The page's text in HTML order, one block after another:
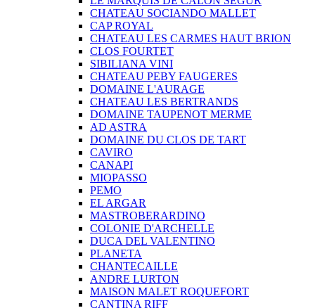
CHATEAU SOCIANDO MALLET
CAP ROYAL
CHATEAU LES CARMES HAUT BRION
CLOS FOURTET
SIBILIANA VINI
CHATEAU PEBY FAUGERES
DOMAINE L'AURAGE
CHATEAU LES BERTRANDS
DOMAINE TAUPENOT MERME
AD ASTRA
DOMAINE DU CLOS DE TART
CAVIRO
CANAPI
MIOPASSO
PEMO
EL ARGAR
MASTROBERARDINO
COLONIE D'ARCHELLE
DUCA DEL VALENTINO
PLANETA
CHANTECAILLE
ANDRE LURTON
MAISON MALET ROQUEFORT
CANTINA RIFF